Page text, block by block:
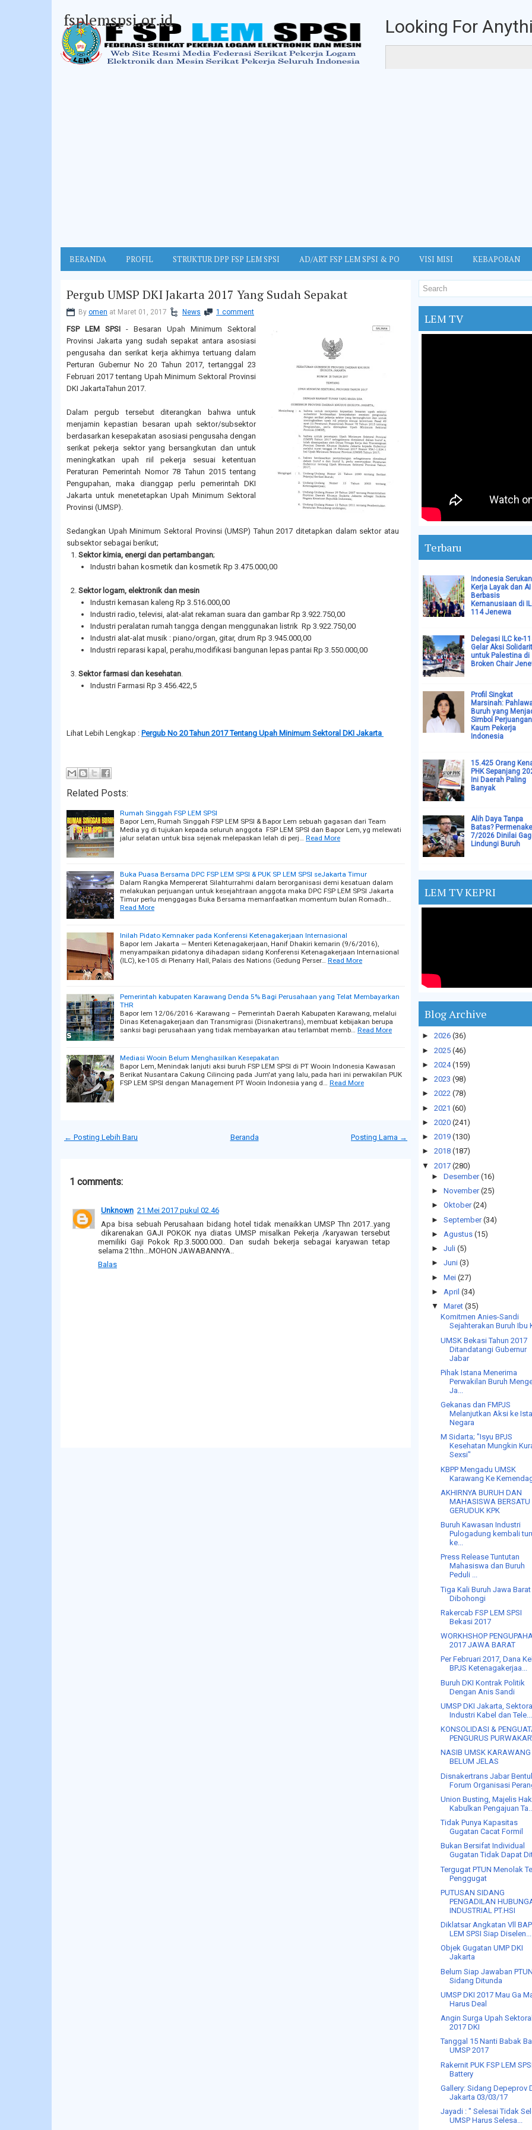
fsplemspsi.or.id Looking For
BERANDA PROFIL STRUKTUR DPP FSP LEM SPSI AD/ART FSP LEM SPSI & PO VISI MISI KEBAPORAN
Pergub UMSP DKI Jakarta 2017 Yang Sudah Sepakat
By omen at Maret 01, 2017 News 1 comment
FSP LEM SPSI - Besaran Upah Minimum Sektoral
Provinsi Jakarta yang sudah sepakat antara asosiasi
pengusaha dan serikat kerja akhirnya tertuang dalam
Perturan Gubernur No 20 Tahun 2017, tertanggal 23
Februari 2017 tentang Upah Minimum Sektoral Provinsi
DKI JakartaTahun 2017.
Dalam pergub tersebut diterangkan bahwa untuk
menjamin kepastian besaran upah sektor/subsektor
berdasarkan kesepakatan asosiasi pengusaha dengan
serikat pekerja sektor yang bersangkutan dan untuk
meningkatkan upah riil pekerja sesuai ketentuan
Peraturan Pemerintah Nomor 78 Tahun 2015 tentang
Pengupahan, maka dianggap perlu pemerintah DKI
Jakarta untuk menetetapkan Upah Minimum Sektoral
Provinsi (UMSP).
Sedangkan Upah Minimum Sektoral Provinsi (UMSP) Tahun 2017 ditetapkan dalam sektor atau
subsektor sebagai berikut;
Sektor kimia, energi dan pertambangan;
Industri bahan kosmetik dan kosmetik Rp 3.475.000,00
Sektor logam, elektronik dan mesin
Industri kemasan kaleng Rp 3.516.000,00
Industri radio, televisi, alat-alat rekaman suara dan gambar Rp 3.922.750,00
Industri peralatan rumah tangga dengan menggunakan listrik Rp 3.922.750,00
Industri alat-alat musik : piano/organ, gitar, drum Rp 3.945.000,00
Industri reparasi kapal, perahu,modifikasi bangunan lepas pantai Rp 3.550.000,00
Sektor farmasi dan kesehatan.
Industri Farmasi Rp 3.456.422,5
Lihat Lebih Lengkap : Pergub No 20 Tahun 2017 Tentang Upah Minimum Sektoral DKI Jakarta
Related Posts:
Rumah Singgah FSP LEM SPSI
Bapor Lem, Rumah Singgah FSP LEM SPSI & Bapor Lem sebuah gagasan dari Team
Media yg di tujukan kepada seluruh anggota FSP LEM SPSI dan Bapor Lem, yg melewati
jalur selatan untuk bisa sejenak melepaskan lelah di perj…
Read More
Buka Puasa Bersama DPC FSP LEM SPSI & PUK SP LEM SPSI seJakarta Timur
Dalam Rangka Mempererat Silahturrahmi dalam berorganisasi demi kesatuan dalam
melakukan perjuangan untuk kesejahtraan anggota maka DPC FSP LEM SPSI Jakarta
Timur perlu menggagas Buka Bersama memanfaatkan momentum bulan Romadh…
Read More
Inilah Pidato Kemnaker pada Konferensi Ketenagakerjaan Internasional
Bapor lem Jakarta — Menteri Ketenagakerjaan, Hanif Dhakiri kemarin (9/6/2016),
menyampaikan pidatonya dihadapan sidang Konferensi Ketenagakerjaan Internasional
(ILC), ke-105 di Plenarry Hall, Palais des Nations (Gedung Perser…
Read More
Pemerintah kabupaten Karawang Denda 5% Bagi Perusahaan yang Telat Membayarkan
THR
Bapor lem 12/06/2016 -Karawang – Pemerintah Daerah Kabupaten Karawang, melalui
Dinas Ketenagakerjaan dan Transmigrasi (Disnakertrans), membuat kebijakan berupa
sanksi bagi perusahaan yang tidak membayarkan atau terlambat memb…
Read More
Mediasi Wooin Belum Menghasilkan Kesepakatan
Bapor Lem, Menindak lanjuti aksi buruh FSP LEM SPSI di PT Wooin Indonesia Kawasan
Berikat Nusantara Cakung Cilincing pada Jum'at yang lalu, pada hari ini perwakilan PUK
FSP LEM SPSI dengan Management PT Wooin Indonesia yang d…
Read More
← Posting Lebih Baru Posting Lama →
Beranda
1 comments:
Unknown 21 Mei 2017 pukul 02.46
Apa bisa sebuah Perusahaan bidang hotel tidak menaikkan UMSP Thn 2017..yang
dikarenakan GAJI POKOK nya diatas UMSP misalkan Pekerja /karyawan tersebut
memiliki Gaji Pokok Rp.3.5000.000.. Dan sudah bekerja sebagai karyawan tetap
selama 21thn...MOHON JAWABANNYA..
Balas
LEM TV
Terbaru
Indonesia Serukan
Kerja Layak dan AI
Berbasis
Kemanusiaan di
114 Jenewa
Delegasi ILC ke-
Gelar Aksi
untuk Palestina di
Broken Chair
Profil Singkat
Marsinah:
Buruh yang
Simbol Perjuangan
Kaum Pekerja
Indonesia
15.425 Orang
PHK Sepanjang
Ini Daerah Paling
Banyak
Alih Daya Tanpa
Batas?
7/2026 Dinilai
Lindungi Buruh
LEM TV KEPRI
Blog Archive
► 2026 (36)
► 2025 (46)
► 2024 (159)
► 2023 (98)
► 2022 (78)
► 2021 (60)
► 2020 (241)
► 2019 (130)
► 2018 (187)
▼
2017 (280)
► Desember (16)
► November (25)
► Oktober (24)
► September (34)
► Agustus (15)
► Juli (5)
► Juni (3)
► Mei (27)
► April (34)
▼
Maret (35)
Komitmen Anies-Sandi
Sejahterakan Buruh Ibu
UMSK Bekasi Tahun 2017
Ditandatangi Gubernur
Jabar
Pihak Istana Menerima
Perwakilan Buruh
Ja...
Gekanas dan FMPJS
Melanjutkan Aksi ke
Negara
M Sidarta; "Isyu BPJS
Kesehatan Mungkin
Sexsi"
KBPP Mengadu UMSK
Karawang Ke
AKHIRNYA BURUH DAN
MAHASISWA BERSATU
GERUDUK KPK
Buruh Kawasan Industri
Pulogadung kembali
ke...
Press Release Tuntutan
Mahasiswa dan Buruh
Peduli ...
Tiga Kali Buruh Jawa Barat
Dibohongi
Rakercab FSP LEM SPSI
Bekasi 2017
WORKHSHOP
2017 JAWA BARAT
Per Februari 2017, Dana
BPJS Ketenagakerjaa...
Buruh DKI Kontrak Politik
Dengan Anis Sandi
UMSP DKI Jakarta,
Industri Kabel dan Tele...
KONSOLIDASI &
PENGURUS
NASIB UMSK KARAWANG
BELUM JELAS
Disnakertrans Jabar
Forum Organisasi
Union Busting, Majelis
Kabulkan Pengajuan
Tidak Punya Kapasitas
Gugatan Cacat Formil
Bukan Bersifat Individual
Gugatan Tidak Dapat
Tergugat PTUN Menolak
Penggugat
PUTUSAN SIDANG
PENGADILAN
INDUSTRIAL PT.HSI
Diklatsar Angkatan Vll
LEM SPSI Siap Diselen...
Objek Gugatan UMP DKI
Jakarta
Belum Siap Jawaban
Sidang Ditunda
UMSP DKI 2017 Mau Ga
Harus Deal
Angin Surga Upah
2017 DKI
Tanggal 15 Nanti Babak
UMSP 2017
Rakernit PUK FSP LEM
Battery
Gallery: Sidang Depeprov
Jakarta 03/03/17
Jayadi : " Selesai Tidak
UMSP Harus Selesa...